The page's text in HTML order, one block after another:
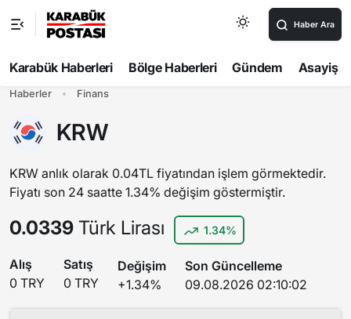
Haber Ara
Karabük Haberleri Bölge Haberleri Gündem Asayiş
Haberler Finans
KRW
KRW anlık olarak 0.04TL fiyatından işlem görmektedir.
Fiyatı son 24 saatte 1.34% değişim göstermiştir.
0.0339 Türk Lirası 1.34%
Alış
0 TRY
Satış
0 TRY
Değişim
+1.34%
Son Güncelleme
09.08.2026 02:10:02